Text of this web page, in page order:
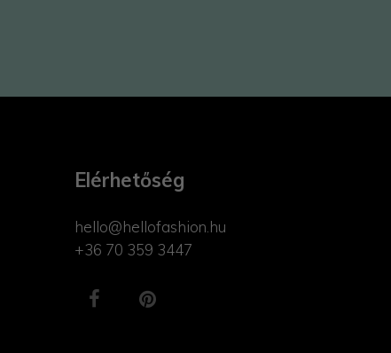
Elérhetőség
hello@hellofashion.hu
+36 70 359 3447